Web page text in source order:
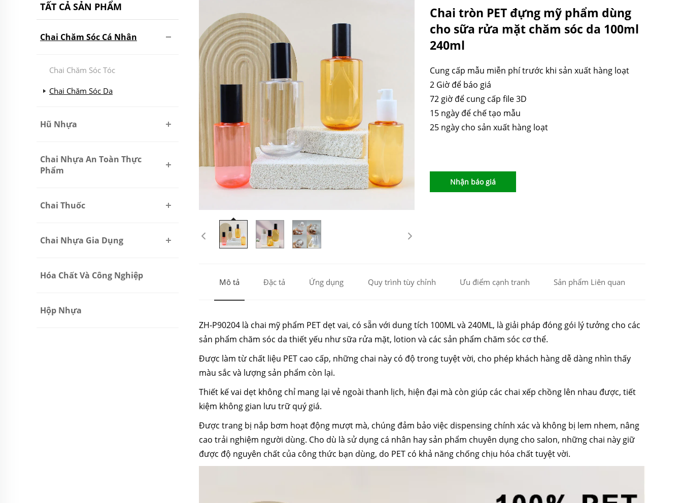
TẤT CẢ SẢN PHẨM
Chai Chăm Sóc Cá Nhân
Chai Chăm Sóc Tóc
Chai Chăm Sóc Da
Hũ Nhựa
Chai Nhựa An Toàn Thực
Phẩm
Chai Thuốc
Chai Nhựa Gia Dụng
Hóa Chất Và Công Nghiệp
Hộp Nhựa
Chai tròn PET đựng mỹ phẩm dùng
cho sữa rửa mặt chăm sóc da 100ml
240ml
Cung cấp mẫu miễn phí trước khi sản xuất hàng loạt
2 Giờ để báo giá
72 giờ để cung cấp file 3D
15 ngày để chế tạo mẫu
25 ngày cho sản xuất hàng loạt
Nhận báo giá
Mô tả Đặc tả Ứng dụng Quy trình tùy chỉnh Ưu điểm cạnh tranh Sản phẩm Liên quan
ZH-P90204 là chai mỹ phẩm PET dẹt vai, có sẵn với dung tích 100ML và 240ML, là giải pháp đóng gói lý tưởng cho các
sản phẩm chăm sóc da thiết yếu như sữa rửa mặt, lotion và các sản phẩm chăm sóc cơ thể.
Được làm từ chất liệu PET cao cấp, những chai này có độ trong tuyệt vời, cho phép khách hàng dễ dàng nhìn thấy
màu sắc và lượng sản phẩm còn lại.
Thiết kế vai dẹt không chỉ mang lại vẻ ngoài thanh lịch, hiện đại mà còn giúp các chai xếp chồng lên nhau được, tiết
kiệm không gian lưu trữ quý giá.
Được trang bị nắp bơm hoạt động mượt mà, chúng đảm bảo việc dispensing chính xác và không bị lem nhem, nâng
cao trải nghiệm người dùng. Cho dù là sử dụng cá nhân hay sản phẩm chuyên dụng cho salon, những chai này giữ
được độ nguyên chất của công thức bạn dùng, do PET có khả năng chống chịu hóa chất tuyệt vời.